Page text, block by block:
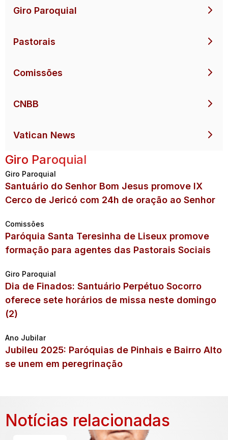
Giro Paroquial
Pastorais
Comissões
CNBB
Vatican News
Giro Paroquial
Giro Paroquial
Santuário do Senhor Bom Jesus promove IX
Cerco de Jericó com 24h de oração ao Senhor
Comissões
Paróquia Santa Teresinha de Liseux promove
formação para agentes das Pastorais Sociais
Giro Paroquial
Dia de Finados: Santuário Perpétuo Socorro
oferece sete horários de missa neste domingo
(2)
Ano Jubilar
Jubileu 2025: Paróquias de Pinhais e Bairro Alto
se unem em peregrinação
Notícias relacionadas